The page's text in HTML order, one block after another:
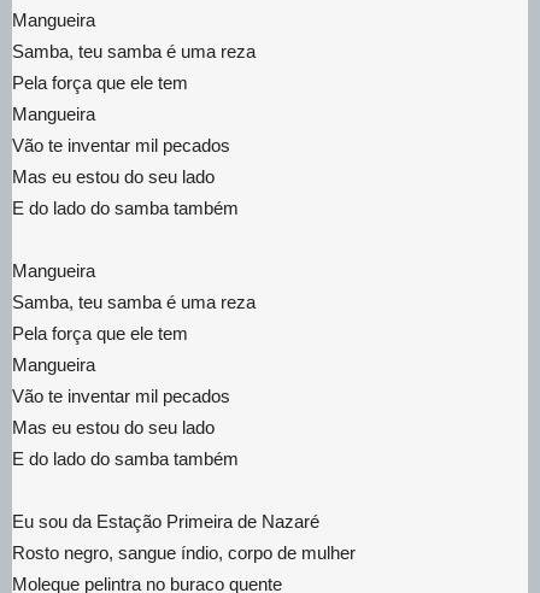
Mangueira
Samba, teu samba é uma reza
Pela força que ele tem
Mangueira
Vão te inventar mil pecados
Mas eu estou do seu lado
E do lado do samba também
Mangueira
Samba, teu samba é uma reza
Pela força que ele tem
Mangueira
Vão te inventar mil pecados
Mas eu estou do seu lado
E do lado do samba também
Eu sou da Estação Primeira de Nazaré
Rosto negro, sangue índio, corpo de mulher
Moleque pelintra no buraco quente